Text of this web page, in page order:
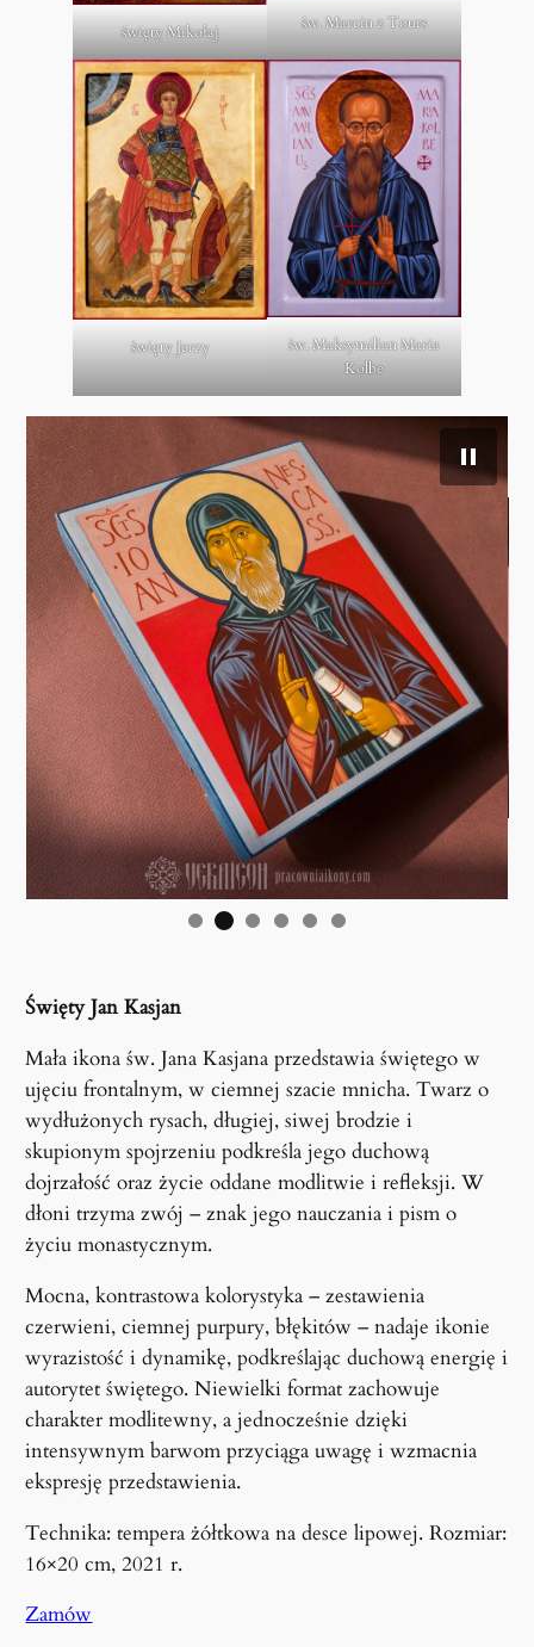
święty Mikołaj św. Marcin z Tours
święty Jerzy
św. Maksymilian Maria
Kolbe
Święty Jan Kasjan
Mała ikona św. Jana Kasjana przedstawia świętego w
ujęciu frontalnym, w ciemnej szacie mnicha. Twarz o
wydłużonych rysach, długiej, siwej brodzie i
skupionym spojrzeniu podkreśla jego duchową
dojrzałość oraz życie oddane modlitwie i refleksji. W
dłoni trzyma zwój – znak jego nauczania i pism o
życiu monastycznym.
Mocna, kontrastowa kolorystyka – zestawienia
czerwieni, ciemnej purpury, błękitów – nadaje ikonie
wyrazistość i dynamikę, podkreślając duchową energię i
autorytet świętego. Niewielki format zachowuje
charakter modlitewny, a jednocześnie dzięki
intensywnym barwom przyciąga uwagę i wzmacnia
ekspresję przedstawienia.
Technika: tempera żółtkowa na desce lipowej. Rozmiar:
16×20 cm, 2021 r.
Zamów